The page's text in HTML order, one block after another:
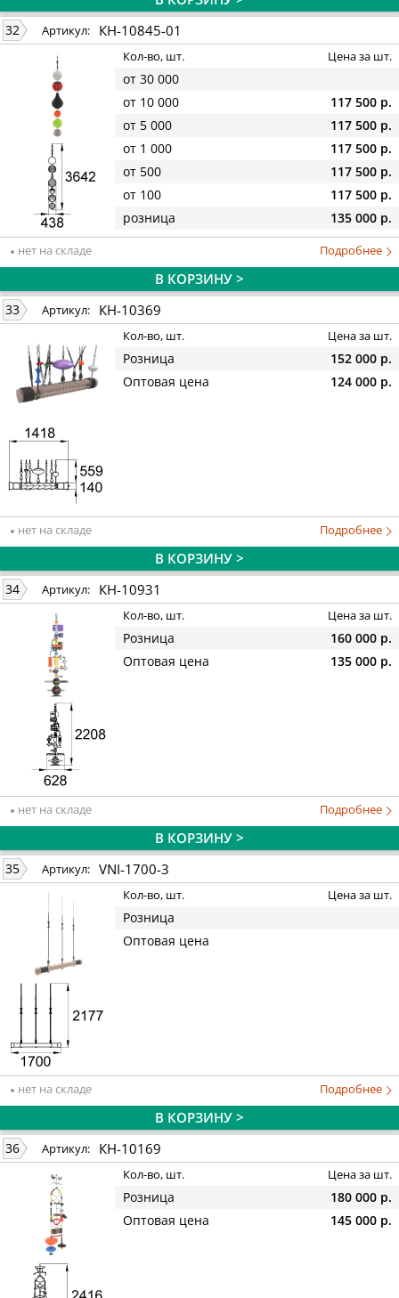
32 Артикул: КН-10845-01
Кол-во, шт. Цена за шт.
от 30 000
от 10 000
117 500 р.
от 5 000
117 500 р.
от 1 000
117 500 р.
от 500
117 500 р.
от 100
117 500 р.
розница
135 000 р.
нет на складе Подробнее
В КОРЗИНУ >
33 Артикул: КН-10369
Кол-во, шт. Цена за шт.
Розница
152 000 р.
Оптовая цена
124 000 р.
нет на складе Подробнее
В КОРЗИНУ >
34 Артикул: КН-10931
Кол-во, шт. Цена за шт.
Розница
160 000 р.
Оптовая цена
135 000 р.
нет на складе Подробнее
В КОРЗИНУ >
35 Артикул: VNI-1700-3
Кол-во, шт. Цена за шт.
Розница
Оптовая цена
нет на складе Подробнее
В КОРЗИНУ >
36 Артикул: КН-10169
Кол-во, шт. Цена за шт.
Розница
180 000 р.
Оптовая цена
145 000 р.